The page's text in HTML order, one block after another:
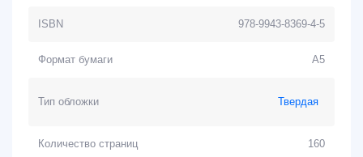
ISBN 978-9943-8369-4-5
Формат бумаги A5
Тип обложки Твердая
Количество страниц 160